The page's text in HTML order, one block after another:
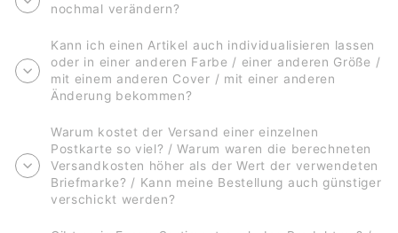
nochmal verändern?
Kann ich einen Artikel auch individualisieren lassen
oder in einer anderen Farbe / einer anderen Größe /
mit einem anderen Cover / mit einer anderen
Änderung bekommen?
Warum kostet der Versand einer einzelnen
Postkarte so viel? / Warum waren die berechneten
Versandkosten höher als der Wert der verwendeten
Briefmarke? / Kann meine Bestellung auch günstiger
verschickt werden?